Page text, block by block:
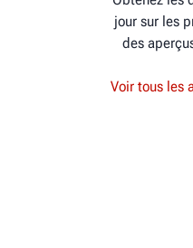
jour sur les
des
Voir tous les